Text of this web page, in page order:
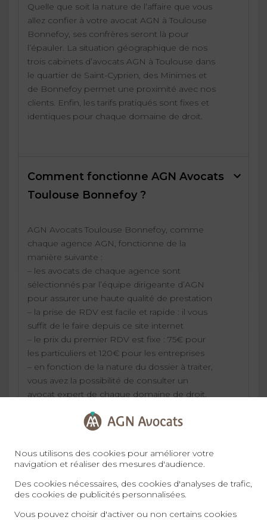
Quelle que soit la nature de l’affaire que vous
allez confier à votre avocat AGN à Toulouse
Bonnefoy, ses confrères seront là pour
l’épauler. La situation géographique de nos
trois cabinets d’avocats AGN à Toulouse dans
le quartier de Saint-Cyprien, des Minimes et
de Bonnefoy permet une proximité avec nos
clients. Enfin, les tarifs pratiqués sont fixes et
identiques pour chaque domaine de droit.
Comment fonctionne AGN Avocats
Toulouse Bonnefoy ?
AGN Avocats Toulouse Bonnefoy, comme
chaque agence AGN, fonctionne de la
manière suivante :
– les avocats de chaque agence sont
sélectionnés par l’équipe dirigeante d’AGN
pour assurer une haute qualité de prestation
– la prise de RDV est facile et rapide : il vous
suffit de le faire depuis ce site internet
– le prix du premier RDV est fixe : 75€ pour
les particuliers et 120€ pour les entreprises
– en fonction de la nature du dossier à traiter,
vous avez la possibilité de consulter un
avocat expert de chaque domaine de droit,
09 72 34 24 72
Nous utilisons des cookies pour améliorer votre
navigation et réaliser des mesures d'audience.
Des cookies nécessaires, des cookies d'analyses de trafic,
des cookies de publicités personnalisées.
Vous pouvez choisir d'activer ou non certains cookies